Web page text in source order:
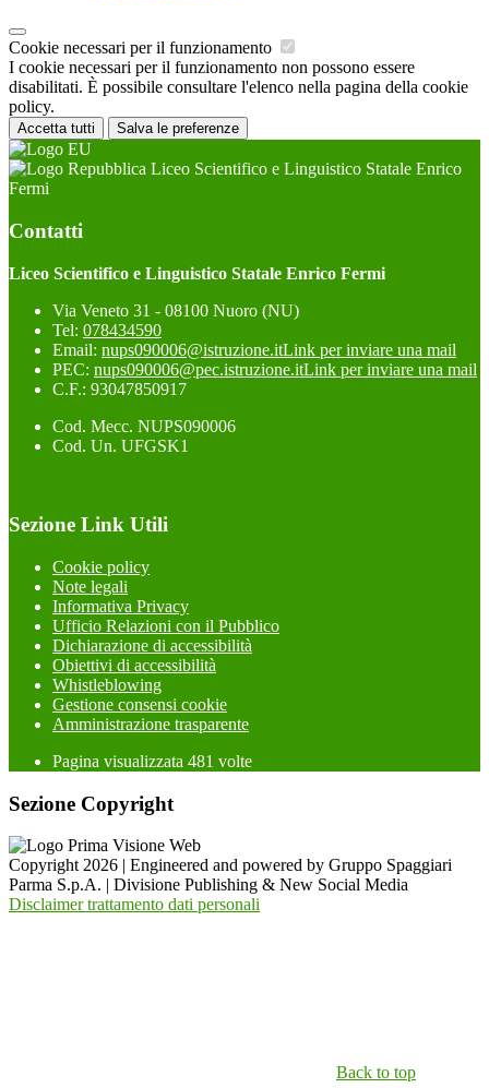
Cookie necessari per il funzionamento
I cookie necessari per il funzionamento non possono essere
disabilitati. È possibile consultare l'elenco nella pagina della cookie
policy.
Accetta tutti Salva le preferenze
Liceo Scientifico e Linguistico Statale Enrico
Fermi
Contatti
Liceo Scientifico e Linguistico Statale Enrico Fermi
Via Veneto 31 - 08100 Nuoro (NU)
Tel: 078434590
Email: nups090006@istruzione.itLink per inviare una mail
PEC: nups090006@pec.istruzione.itLink per inviare una mail
C.F.: 93047850917
Cod. Mecc. NUPS090006
Cod. Un. UFGSK1
Sezione Link Utili
Cookie policy
Note legali
Informativa Privacy
Ufficio Relazioni con il Pubblico
Dichiarazione di accessibilità
Obiettivi di accessibilità
Whistleblowing
Gestione consensi cookie
Amministrazione trasparente
Pagina visualizzata 481 volte
Sezione Copyright
Copyright 2026 | Engineered and powered by Gruppo Spaggiari
Parma S.p.A. | Divisione Publishing & New Social Media
Disclaimer trattamento dati personali
Back to top